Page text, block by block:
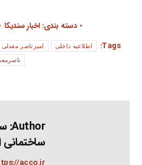
دسته بندی:اخبار سندیکا
Tags:
اطلاعیه داخلی امیرناصر معدلی
Author:
ساختمانی